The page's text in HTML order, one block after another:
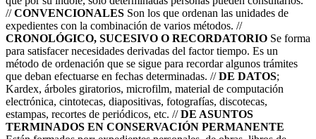
//CONVENCIONALES Son los que ordenan las unidades de
expedientes con la combinación de varios métodos. //
CRONOLÓGICO, SUCESIVO O RECORDATORIO Se forma
para satisfacer necesidades derivadas del factor tiempo. Es un
método de ordenación que se sigue para recordar algunos trámites
que deban efectuarse en fechas determinadas. //DE DATOS;
Kardex, árboles giratorios, microfilm, material de computación
electrónica, cintotecas, diapositivas, fotografías, discotecas,
estampas, recortes de periódicos, etc. //DE ASUNTOS
TERMINADOS EN CONSERVACIÓN PERMANENTE